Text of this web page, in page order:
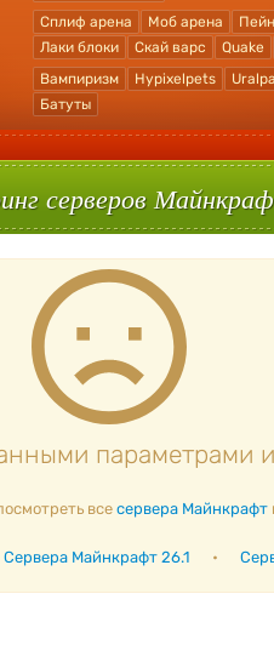
Сплиф арена Моб арена
Лаки блоки
Скай варс Quake
Вампиризм Hypixelpets
Батуты
серверов
параметрами
все сервера Майнкрафт
Сервера Майнкрафт 26.1 •